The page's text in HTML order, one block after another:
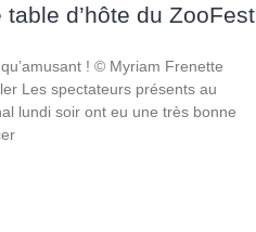
table d’hôte du ZooFest
! © Myriam Frenette
Les spectateurs présents au
lundi soir ont eu une très bonne